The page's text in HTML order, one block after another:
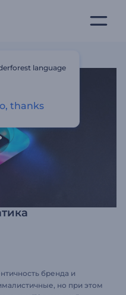
бренда и
но при этом
language
thanks